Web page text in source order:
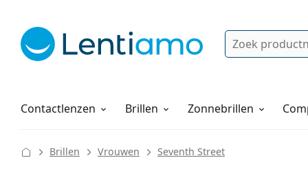
Zoek
Contactlenzen
Lenzenvloeistoffen Brillen Zonnebrillen
Hoe bestellen
Brillen Vrouwen Seventh Street